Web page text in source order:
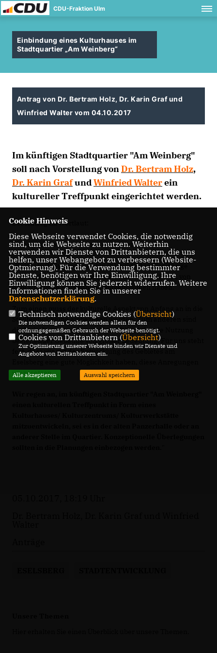
CDU-Fraktion Ulm
Einbindung eines Kulturhauses im
Stadtquartier „Am Weinberg“
Antrag von Dr. Bertram Holz, Dr. Karin Graf und
Winfried Walter vom 04.10.2017
Im künftigen Stadtquartier "Am Weinberg"
soll nach Vorstellung vonDr. Bertram Holz,
Dr. Karin GrafundWinfried Walterein
kultureller Treffpunkt eingerichtet werden.
Der Antrag im Wortlaut:
"Sehr geehrter Herr Oberbürgermeister,
Kultur trifft Stadtentwicklung“ lautete das diesjährige
Thema des Kommunalkongresses Lebendige Stadt, von
dem wir einige Anregungen mitgenommen haben.
Zum einen muss der kulturelle Aspekt von Anfang an in die
Stadtentwicklung einbezogen werden. Zum anderen sind
die Zwischennutzung und die multifunktionale Nutzung
bestehender Gebäude von großer Bedeutung. Für uns steht
fest, dass wir mit der Entwicklung des Gebietes am
umzusetzen.
Cookie Hinweis
Diese Webseite verwendet Cookies, die notwendig
sind, um die Webseite zu nutzen. Weiterhin
verwenden wir Dienste von Drittanbietern, die uns
helfen, unser Webangebot zu verbessern (Website-
Optmierung). Für die Verwendung bestimmter
Dienste, benötigen wir Ihre Einwilligung. Ihre
Einwilligung können Sie jederzeit widerrufen. Weitere
Informationen finden Sie in unserer
Datenschutzerklärung.
Technisch notwendige Cookies (Übersicht)
Die notwendigen Cookies werden allein für den
ordnungsgemäßen Gebrauch der Webseite benötigt.
Cookies von Drittanbietern (Übersicht)
Zur Optimierung unserer Webseite binden wir Dienste und
Angebote von Drittanbietern ein.
Alle akzeptieren Auswahl speichern